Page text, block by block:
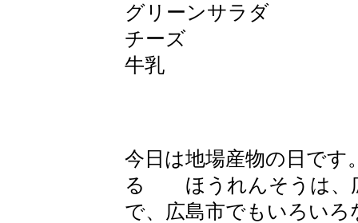
グリーンサラダ
チーズ
牛乳
今日は地場産物の日で
る ほうれんそうは、
で、広島市でもいろい